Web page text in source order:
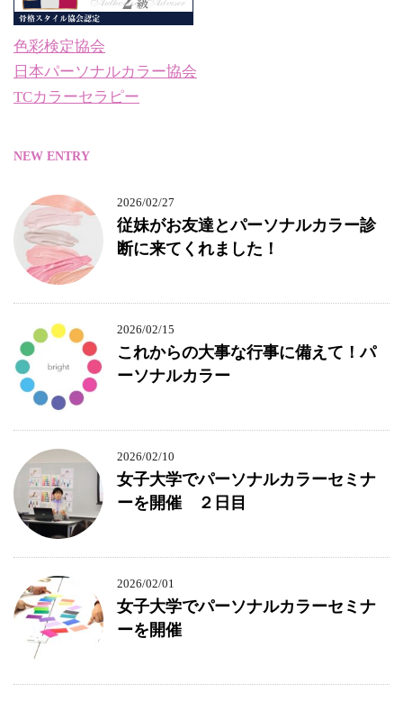
色彩検定協会
日本パーソナルカラー協会
TCカラーセラピー
NEW ENTRY
2026/02/27
従妹がお友達とパーソナルカラー診
断に来てくれました！
2026/02/15
これからの大事な行事に備えて！パ
ーソナルカラー
2026/02/10
女子大学でパーソナルカラーセミナ
ーを開催 ２日目
2026/02/01
女子大学でパーソナルカラーセミナ
ーを開催